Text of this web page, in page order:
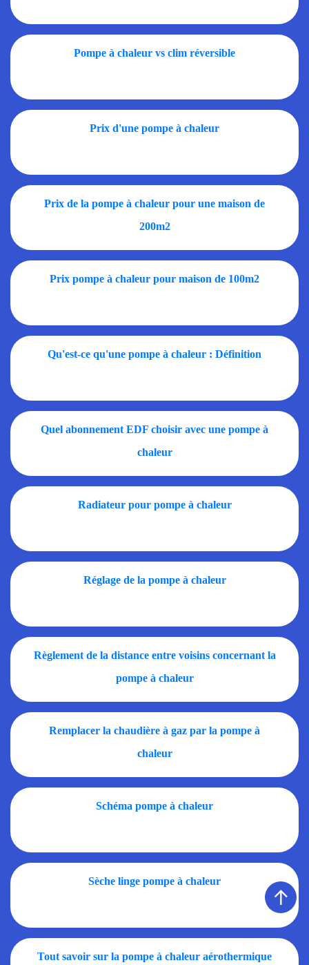
Pompe à chaleur vs clim réversible
Prix d'une pompe à chaleur
Prix de la pompe à chaleur pour une maison de
200m2
Prix pompe à chaleur pour maison de 100m2
Qu'est-ce qu'une pompe à chaleur : Définition
Quel abonnement EDF choisir avec une pompe à
chaleur
Radiateur pour pompe à chaleur
Réglage de la pompe à chaleur
Règlement de la distance entre voisins concernant la
pompe à chaleur
Remplacer la chaudière à gaz par la pompe à
chaleur
Schéma pompe à chaleur
Sèche linge pompe à chaleur
Tout savoir sur la pompe à chaleur aérothermique
↑